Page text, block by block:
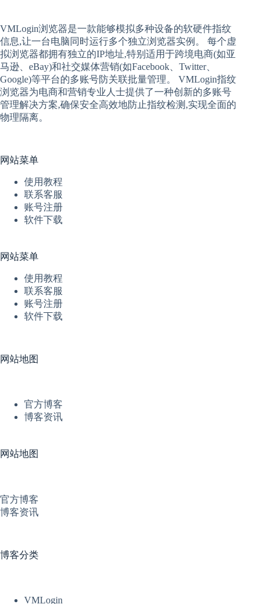
VMLogin浏览器是一款能够模拟多种设备的软硬件指纹
信息,让一台电脑同时运行多个独立浏览器实例。 每个虚
拟浏览器都拥有独立的IP地址,特别适用于跨境电商(如亚
马逊、eBay)和社交媒体营销(如Facebook、Twitter、
Google)等平台的多账号防关联批量管理。 VMLogin指纹
浏览器为电商和营销专业人士提供了一种创新的多账号
管理解决方案,确保安全高效地防止指纹检测,实现全面的
物理隔离。
网站菜单
使用教程
联系客服
账号注册
软件下载
网站菜单
使用教程
联系客服
账号注册
软件下载
网站地图
官方博客
博客资讯
网站地图
官方博客
博客资讯
博客分类
VMLogin